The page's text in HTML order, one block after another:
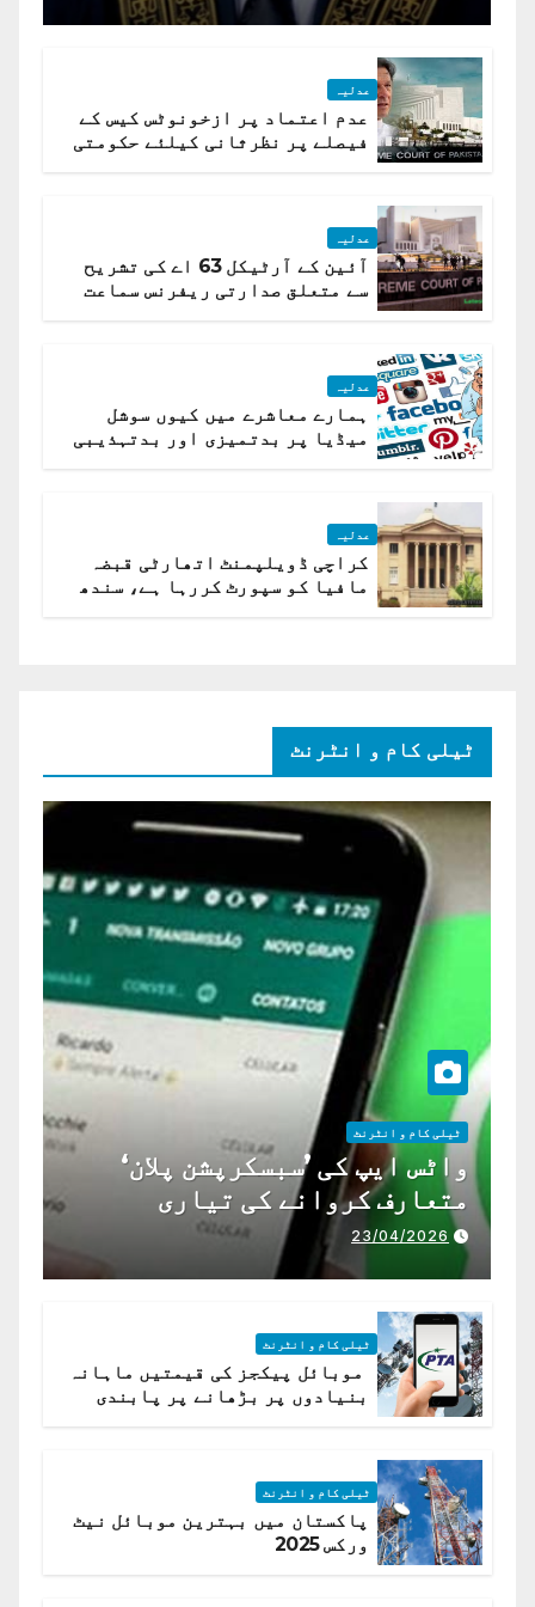
جسٹس پاکستان
عدلیہ
عدم اعتماد پر ازخونوٹس کیس کے
فیصلے پر نظرثانی کیلئے حکومتی
عدلیہ
آئین کے آرٹیکل 63 اے کی تشریح
سے متعلق صدارتی ریفرنس سماعت
عدلیہ
ہمارے معاشرے میں کیوں سوشل
میڈیا پر بدتمیزی اور بدتہذیبی
عدلیہ
کراچی ڈویلپمنٹ اتھارٹی قبضہ
مافیا کو سپورٹ کررہا ہے، سندھ
ٹیلی کام و انٹرنٹ
ٹیلی کام و انٹرنٹ
واٹس ایپ کی ’سبسکرپشن پلان‘
متعارف کروانے کی تیاری
23/04/2026
ٹیلی کام و انٹرنٹ
موبائل پیکجز کی قیمتیں ماہانہ
بنیادوں پر بڑھانے پر پابندی
ٹیلی کام و انٹرنٹ
پاکستان میں بہترین موبائل نیٹ
ورکس 2025